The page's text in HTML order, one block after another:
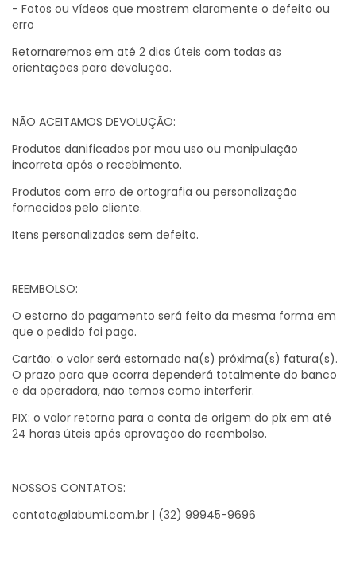
- Fotos ou vídeos que mostrem claramente o defeito ou
erro
Retornaremos em até 2 dias úteis com todas as
orientações para devolução.
NÃO ACEITAMOS DEVOLUÇÃO:
Produtos danificados por mau uso ou manipulação
incorreta após o recebimento.
Produtos com erro de ortografia ou personalização
fornecidos pelo cliente.
Itens personalizados sem defeito.
REEMBOLSO:
O estorno do pagamento será feito da mesma forma em
que o pedido foi pago.
Cartão: o valor será estornado na(s) próxima(s) fatura(s).
O prazo para que ocorra dependerá totalmente do banco
e da operadora, não temos como interferir.
PIX: o valor retorna para a conta de origem do pix em até
24 horas úteis após aprovação do reembolso.
NOSSOS CONTATOS:
contato@labumi.com.br | (32) 99945-9696